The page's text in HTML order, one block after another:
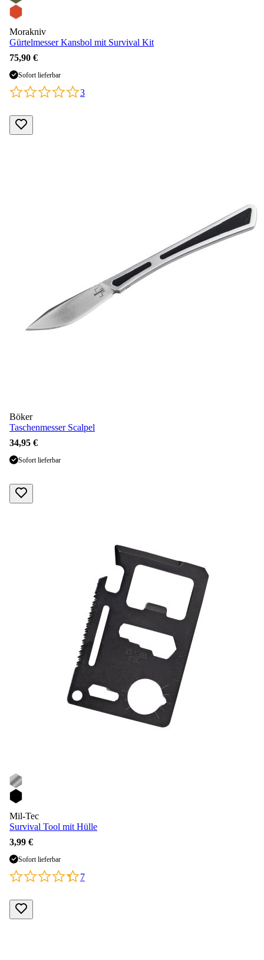
Morakniv
Gürtelmesser Kansbol mit Survival Kit
75,90 €
Sofort lieferbar
3
Böker
Taschenmesser Scalpel
34,95 €
Sofort lieferbar
Mil-Tec
Survival Tool mit Hülle
3,99 €
Sofort lieferbar
7